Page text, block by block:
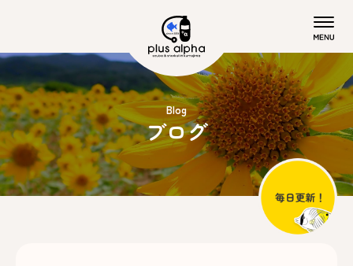
Blog
ブログ